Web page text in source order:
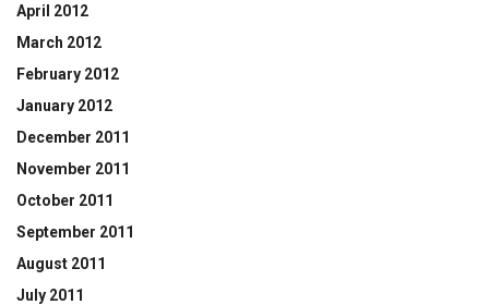
April 2012
March 2012
February 2012
January 2012
December 2011
November 2011
October 2011
September 2011
August 2011
July 2011